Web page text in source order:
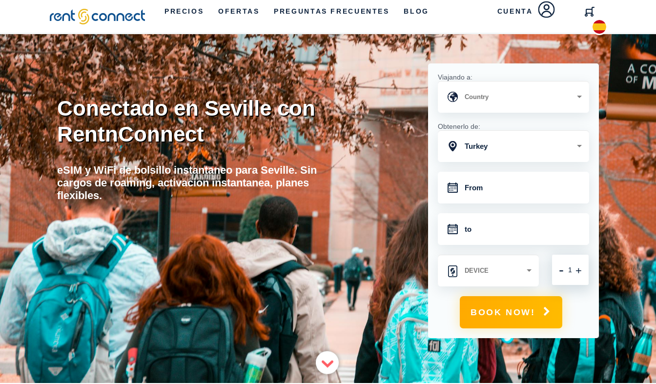
RENT'N
CONNECT
PRECIOS OFERTAS PREGUNTAS FRECUENTES BLOG CUENTA
Conectado en Seville con
RentnConnect
eSIM y WiFi de bolsillo instantaneo para Seville. Sin
cargos de roaming, activacion instantanea, planes
flexibles.
Viajando a:
Obtenerlo de:
Turkey
+
-
BOOK NOW!